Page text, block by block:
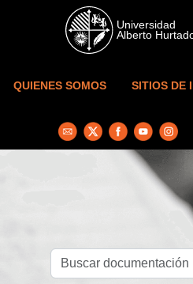
Skip to main content
QUIENES SOMOS SITIOS DE